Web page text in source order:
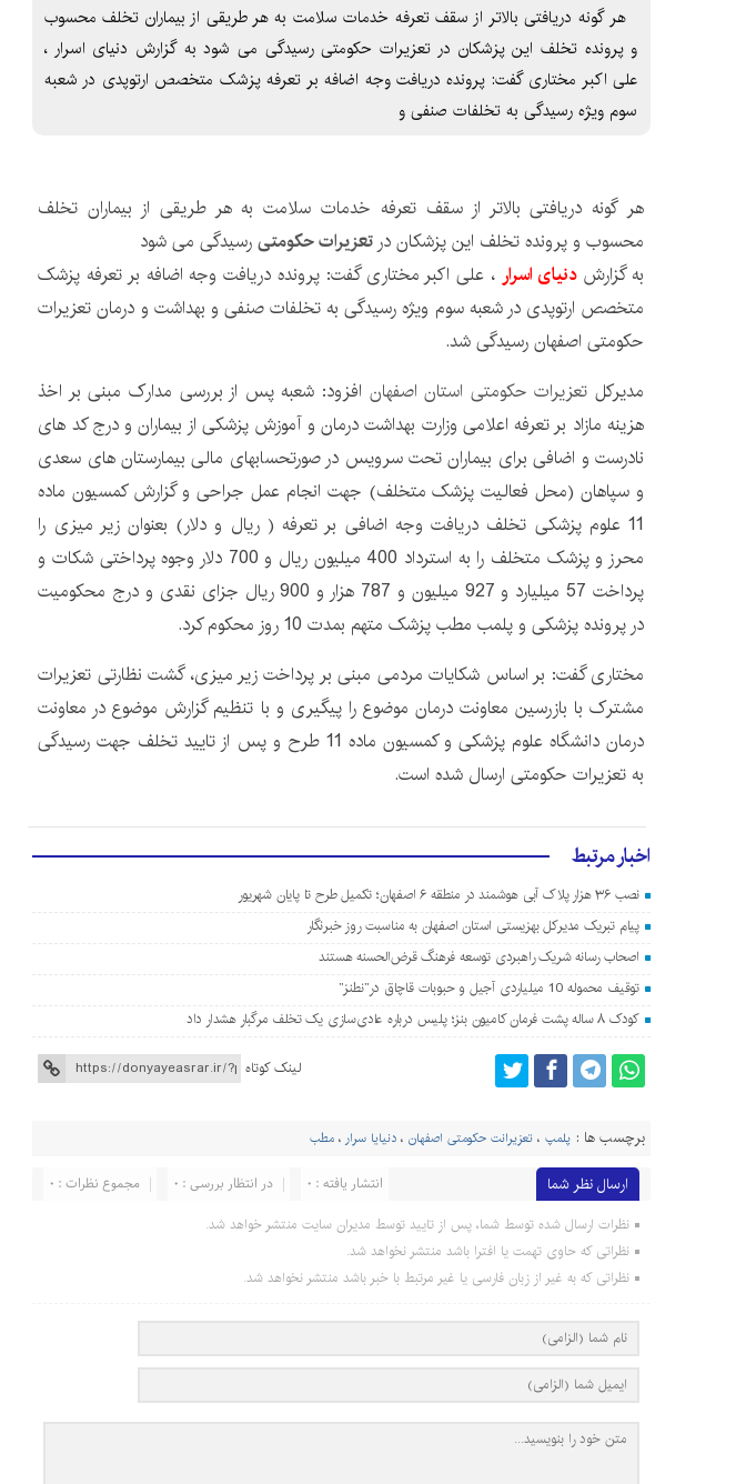
هر گونه دریافتی بالاتر از سقف تعرفه خدمات سلامت به هر طریقی از بیماران تخلف محسوب
و پرونده تخلف این پزشکان در تعزیرات حکومتی رسیدگی می شود به گزارش دنیای اسرار ،
علی اکبر مختاری گفت: پرونده دریافت وجه اضافه بر تعرفه پزشک متخصص ارتوپدی در شعبه
سوم ویژه رسیدگی به تخلفات صنفی و
هر گونه دریافتی بالاتر از سقف تعرفه خدمات سلامت به هر طریقی از بیماران تخلف
محسوب و پرونده تخلف این پزشکان در تعزیرات حکومتیرسیدگی می شود
به گزارش دنیای اسرار ، علی اکبر مختاری گفت: پرونده دریافت وجه اضافه بر تعرفه پزشک
متخصص ارتوپدی در شعبه سوم ویژه رسیدگی به تخلفات صنفی و بهداشت و درمان تعزیرات
حکومتی اصفهان رسیدگی شد.
مدیرکلتعزیرات حکومتی استان اصفهان افزود: شعبه پس از بررسی مدارک مبنی بر اخذ
هزینه مازاد بر تعرفه اعلامی وزارت بهداشت درمان و آموزش پزشکی از بیماران و درج کد های
نادرست و اضافی برای بیماران تحت سرویس در صورتحسابهای مالی بیمارستان های سعدی
و سپاهان (محل فعالیت پزشک متخلف) جهت انجام عمل جراحی و گزارش کمسیون ماده
11 علوم پزشکی تخلف دریافت وجه اضافی بر تعرفه ( ریال و دلار) بعنوان زیر میزی را
محرز و پزشک متخلف را به استرداد 400 میلیون ریال و 700 دلار وجوه پرداختی شکات و
پرداخت 57 میلیارد و 927 میلیون و 787 هزار و 900 ریال جزای نقدی و درج محکومیت
در پرونده پزشکی و پلمب مطب پزشک متهم بمدت 10 روز محکوم کرد.
مختاری گفت: بر اساس شکایات مردمی مبنی بر پرداخت زیر میزی، گشت نظارتی تعزیرات
مشترک با بازرسین معاونت درمان موضوع را پیگیری و با تنظیم گزارش موضوع در معاونت
درمان دانشگاه علوم پزشکی و کمسیون ماده 11 طرح و پس از تایید تخلف جهت رسیدگی
به تعزیرات حکومتی ارسال شده است.
اخبار مرتبط
نصب ۳۶ هزار پلاک آبی هوشمند در منطقه ۶ اصفهان؛ تکمیل طرح تا پایان شهریور
پیام تبریک مدیرکل بهزیستی استان اصفهان به مناسبت روز خبرنگار
اصحاب رسانه شریک راهبردی توسعه فرهنگ قرض‌الحسنه هستند
توقیف محموله 10 میلیاردی آجیل و حبوبات قاچاق در”نطنز”
کودک ۸ ساله پشت فرمان کامیون بنز؛ پلیس درباره عادی‌سازی یک تخلف مرگبار هشدار داد
لینک کوتاه
برچسب ها : پلمپ ،تعزیرانت حکومتی اصفهان ،دنیایا سرار ،مطب
ارسال نظر شما مجموع نظرات : 0 در انتظار بررسی : 0 انتشار یافته : 0
نظرات ارسال شده توسط شما، پس از تایید توسط مدیران سایت منتشر خواهد شد.
نظراتی که حاوی تهمت یا افترا باشد منتشر نخواهد شد.
نظراتی که به غیر از زبان فارسی یا غیر مرتبط با خبر باشد منتشر نخواهد شد.